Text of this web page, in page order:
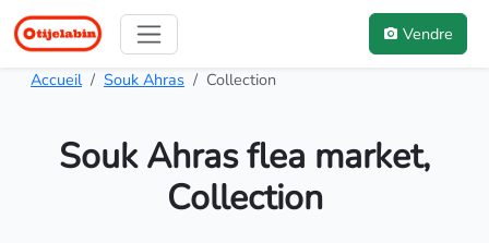
Vendre
Accueil Souk Ahras Collection
Souk Ahras flea market,
Collection